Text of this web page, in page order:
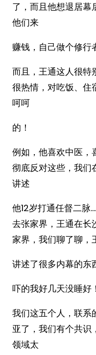
了，而且他想退居幕
他们来
赚钱，自己做个修行
而且，王通这人很特
很热情，对吃饭、住
呵呵
的！
例如，他喜欢中医，
彻底反对这些，我们
讲述
他12岁打通任督二脉
去张家界，王通在长
家界，我们聊了聊，
讲述了很多内幕的东
吓的我好几天没睡好！
我们这五个人，联系
亚了，我们有个共识
领域太